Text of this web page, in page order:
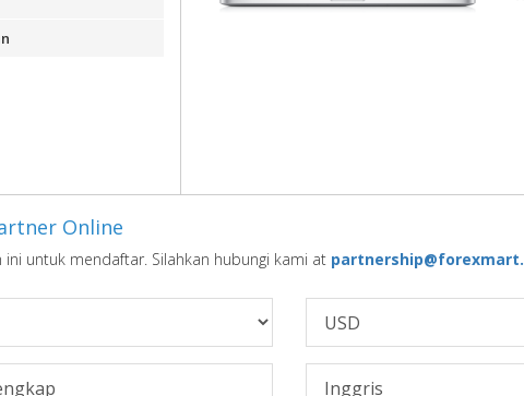
Online
ini untuk mendaftar. Silahkan hubungi kami at